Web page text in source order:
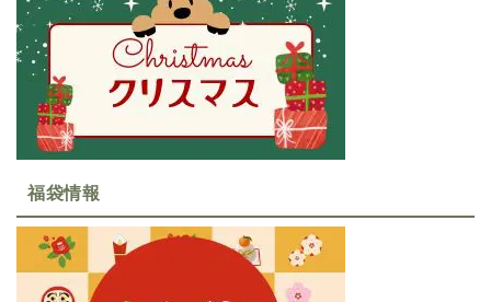
福袋情報